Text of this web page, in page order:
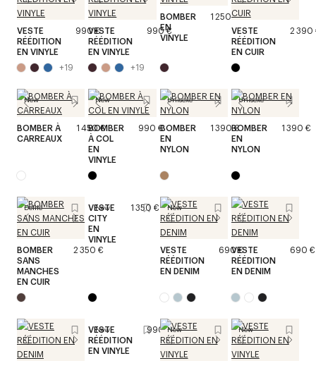
VESTE
RÉÉDITION
EN VINYLE
990 €
+19
VESTE
RÉÉDITION
EN VINYLE
990 €
+19
BOMBER
EN
VINYLE
1 250 €
VESTE
RÉÉDITION
EN CUIR
2 390
New
BOMBER À
CARREAUX
1 450 €
New
BOMBER
À COL
EN
VINYLE
990 €
Unisexe
BOMBER
EN
NYLON
1 390 €
Unisexe
BOMBER
EN
NYLON
1 390 €
Défilé
BOMBER
SANS
MANCHES
EN CUIR
2 350 €
New
VESTE
CITY
EN
VINYLE
1 350 € New
VESTE
RÉÉDITION
EN DENIM
690 €VESTE
RÉÉDITION
EN DENIM
690 €
New
VESTE
RÉÉDITION
EN VINYLE
990 €New New